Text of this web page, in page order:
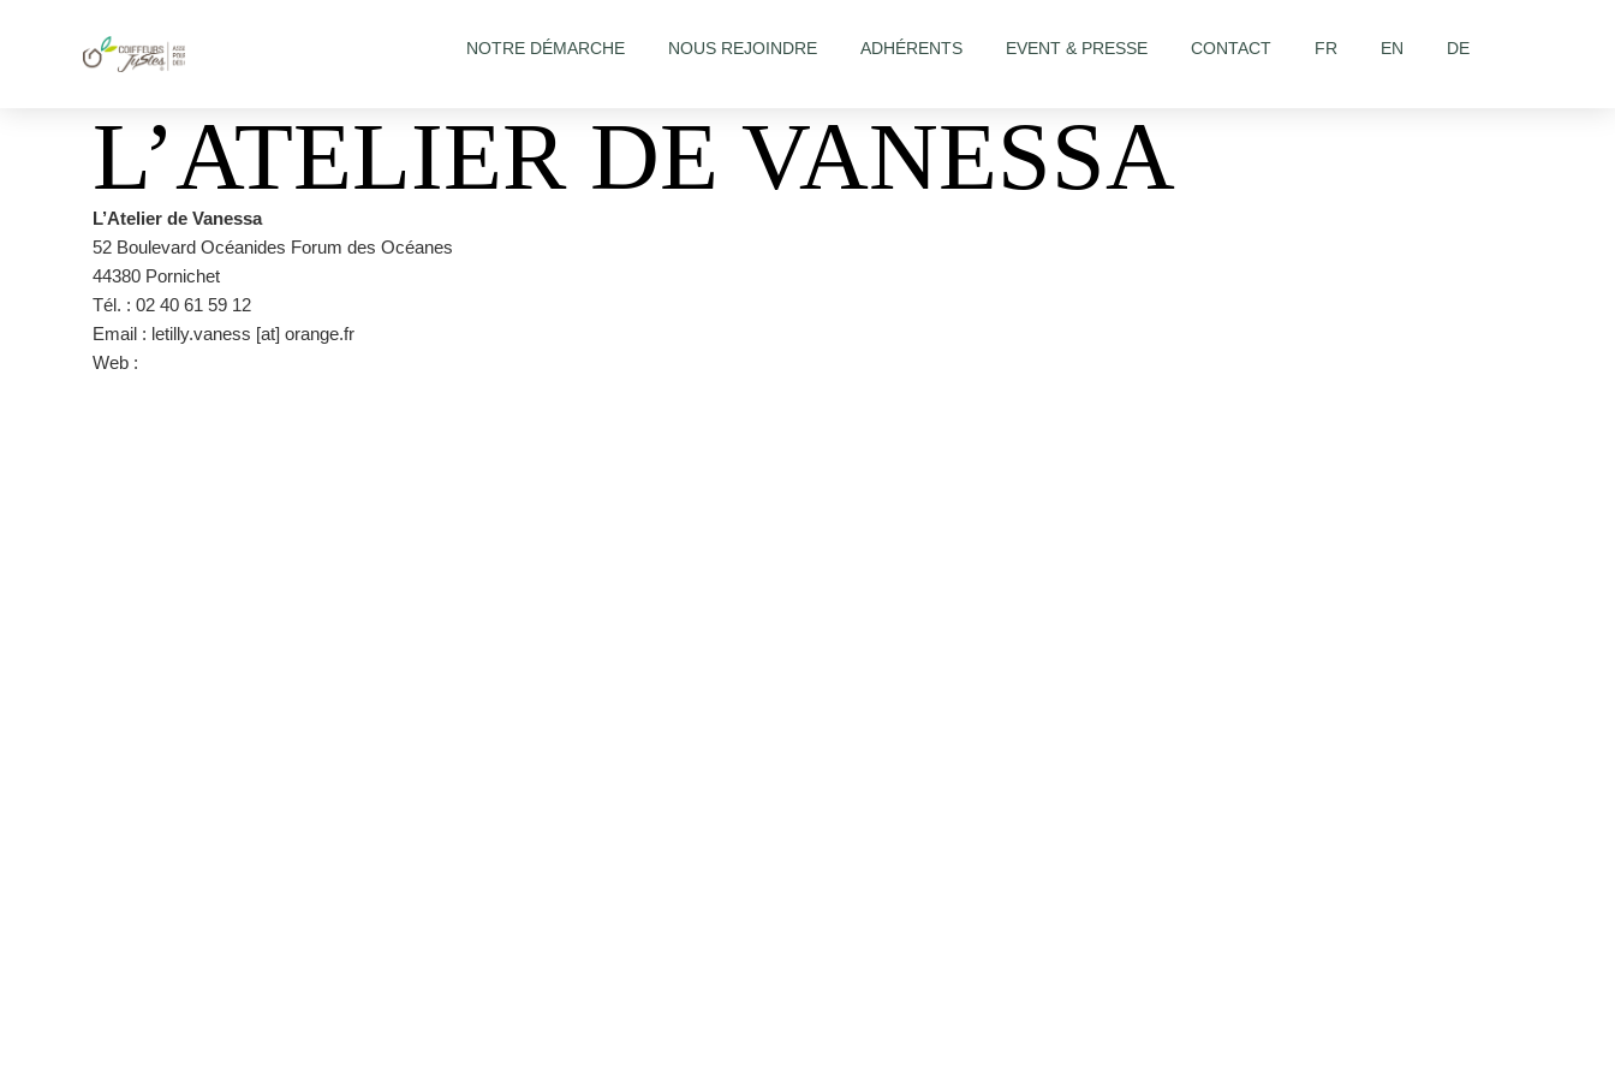
NOTRE DÉMARCHE NOUS REJOINDRE ADHÉRENTS EVENT & PRESSE CONTACT FR EN DE
L’ATELIER DE VANESSA
L’Atelier de Vanessa
52 Boulevard Océanides Forum des Océanes
44380 Pornichet
Tél. : 02 40 61 59 12
Email : letilly.vaness [at] orange.fr
Web :